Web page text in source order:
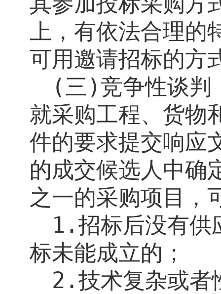
上，有依法合理的
可用邀请招标的方
(三)竞争性谈判
就采购工程、货物
件的要求提交响应
的成交候选人中确
之一的采购项目，
1.招标后没有供
标未能成立的；
2.技术复杂或者